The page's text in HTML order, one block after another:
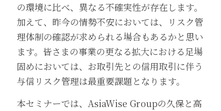
の環境に比べ、異なる不確実性が存在します。
加えて、昨今の情勢不安においては、リスク管
理体制の確認が求められる場合もあるかと思い
ます。皆さまの事業の更なる拡大における足場
固めにおいては、お取引先との信用取引に伴う
与信リスク管理は最重要課題となります。
本セミナーでは、AsiaWise Groupの久保と高